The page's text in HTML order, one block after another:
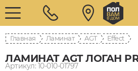
Главная Ламинат AGT Effect
ЛАМИНАТ AGT ЛОГАН
Артикул: 10-010-01797